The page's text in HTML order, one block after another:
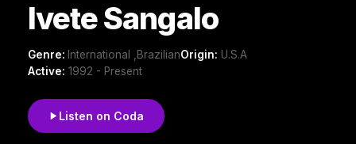
Ivete Sangalo
Genre: International ,BrazilianOrigin: U.S.A
Active: 1992 - Present
Listen on Coda